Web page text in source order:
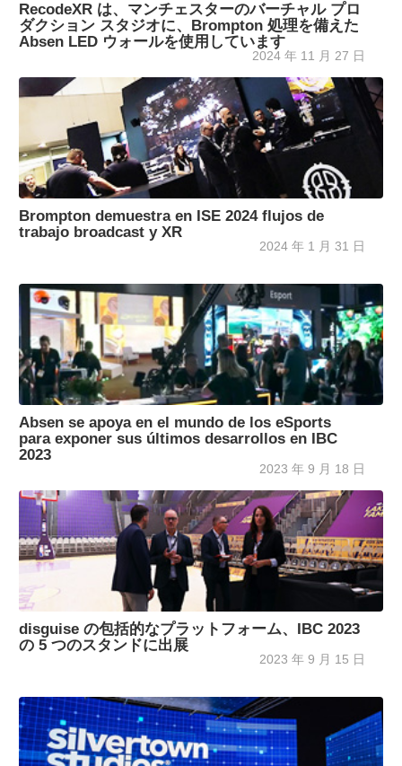
RecodeXR は、マンチェスターのバーチャル プロ
ダクション スタジオに、Brompton 処理を備えた
Absen LED ウォールを使用しています
2024 年 11 月 27 日
Brompton demuestra en ISE 2024 flujos de
trabajo broadcast y XR
2024 年 1 月 31 日
Absen se apoya en el mundo de los eSports
para exponer sus últimos desarrollos en IBC
2023
2023 年 9 月 18 日
disguise の包括的なプラットフォーム、IBC 2023
の 5 つのスタンドに出展
2023 年 9 月 15 日